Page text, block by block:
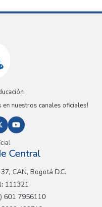
en nuestros canales oficiales!
Central
CAN, Bogotá D.C.
111321
601 7956110